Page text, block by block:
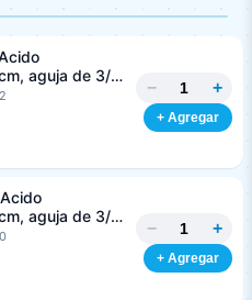
aguja de 3/8
Und ARIZI
− +
+ Agregar
aguja de 3/8
Und ARIZI
− +
+ Agregar